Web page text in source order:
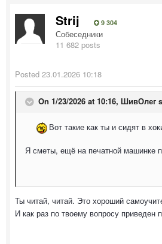
Strij 9 304
Собеседники
11 682 posts
Posted 23.01.2026 10:18
On 1/23/2026 at 10:16, ШивОлег
Вот такие как ты и сидят в
Я сметы, ещё на печатной машинке
Ты читай, читай. Это хороший
И как раз по твоему вопросу приведен